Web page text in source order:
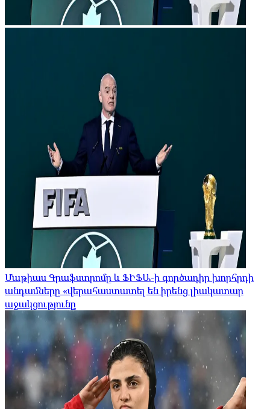
Մաթիաս Գրաֆստրոմը և ՖԻՖԱ-ի գործադիր խորհրդի
անդամները «վերահաստատել են իրենց լիակատար
աջակցությունը